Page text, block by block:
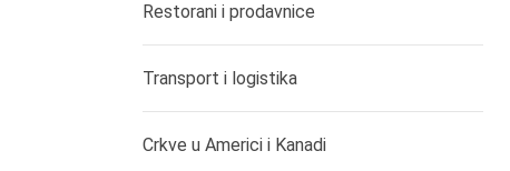
Restorani i prodavnice
Transport i logistika
Crkve u Americi i Kanadi